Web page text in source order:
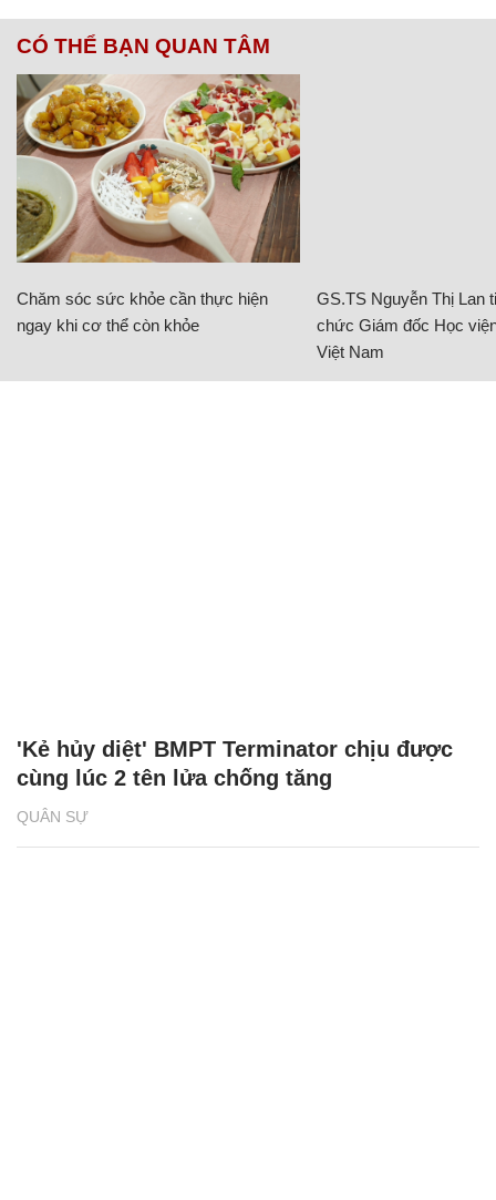
CÓ THỂ BẠN QUAN TÂM
Chăm sóc sức khỏe cần thực hiện
ngay khi cơ thể còn khỏe
GS.TS Nguyễn Thị Lan
chức Giám đốc Học
Việt Nam
QUÂN SỰ
'Kẻ hủy diệt' BMPT Terminator chịu được
cùng lúc 2 tên lửa chống tăng